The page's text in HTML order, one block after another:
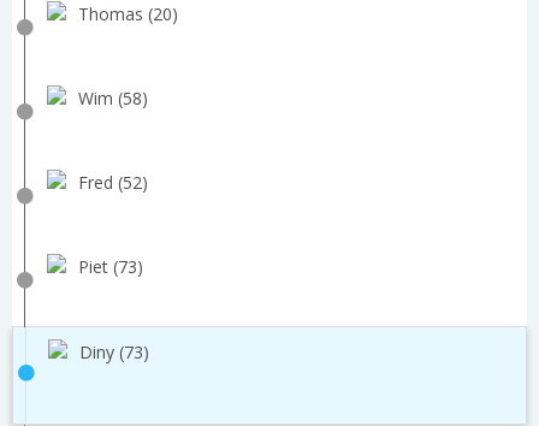
Thomas (20)
Wim (58)
Fred (52)
Piet (73)
Diny (73)